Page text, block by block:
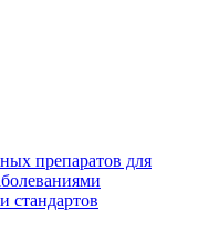
препаратов для